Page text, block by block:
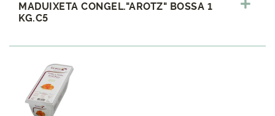
MADUIXETA CONGEL."AROTZ" BOSSA 1
KG.C5